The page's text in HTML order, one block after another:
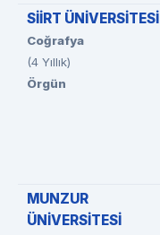
SİİRT ÜNİVERSİTESİ
Coğrafya
(4 Yıllık)
Örgün
MUNZUR
ÜNİVERSİTESİ